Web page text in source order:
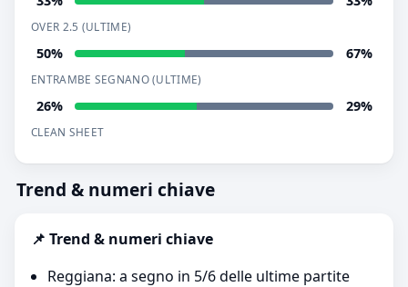
OVER 2.5 (ULTIME)
50% 67%
ENTRAMBE SEGNANO (ULTIME)
26% 29%
CLEAN SHEET
Trend & numeri chiave
📌 Trend & numeri chiave
Reggiana: a segno in 5/6 delle ultime partite